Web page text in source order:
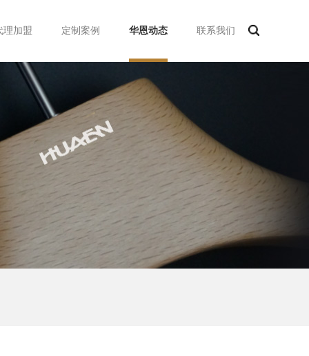
理加盟 定制案例 华恩动态 联系我们